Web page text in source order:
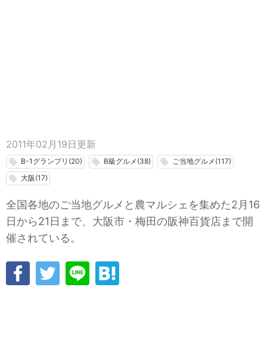
2011年02月19日 更新
local_offer B-1グランプリ(20) local_offer B級グルメ(38) local_offer ご当地グルメ(117)
local_offer 大阪(17)
全国各地のご当地グルメと農マルシェを集めた2月16
日から21日まで、大阪市・梅田の阪神百貨店まで開
催されている。